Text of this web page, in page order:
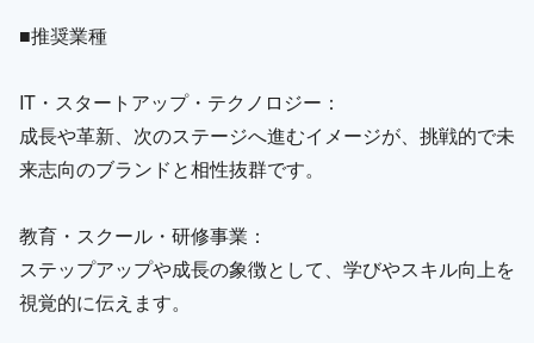
■推奨業種
IT・スタートアップ・テクノロジー：
成長や革新、次のステージへ進むイメージが、挑戦的で未
来志向のブランドと相性抜群です。
教育・スクール・研修事業：
ステップアップや成長の象徴として、学びやスキル向上を
視覚的に伝えます。